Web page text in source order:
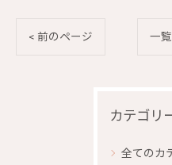
< 前のページ 一
カテゴリ
全てのカ